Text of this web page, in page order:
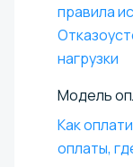
правила
нагрузки
Модель
Как
оплаты,